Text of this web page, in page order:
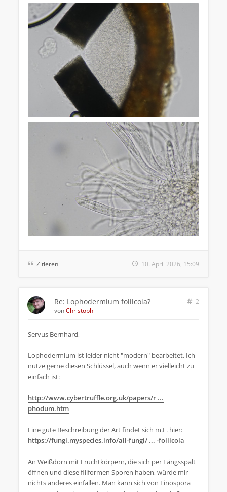
Zitieren 10. April 2026, 15:09
Re: Lophodermium foliicola?
2
vonChristoph
Servus Bernhard,
Lophodermium ist leider nicht "modern" bearbeitet. Ich
nutze gerne diesen Schlüssel, auch wenn er vielleicht zu
einfach ist:
http://www.cybertruffle.org.uk/papers/r ...
phodum.htm
Eine gute Beschreibung der Art findet sich m.E. hier:
https://fungi.myspecies.info/all-fungi/ ... -foliicola
An Weißdorn mit Fruchtkörpern, die sich per Längsspalt
öffnen und diese filiformen Sporen haben, würde mir
nichts anderes einfallen. Man kann sich von Linospora